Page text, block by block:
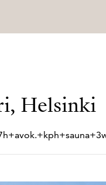
Helsinki
avok.+kph+sauna+